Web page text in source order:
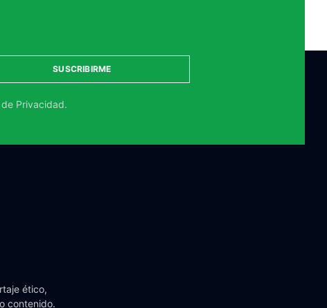
SUSCRIBIRME
Privacidad.
ético,
contenido.